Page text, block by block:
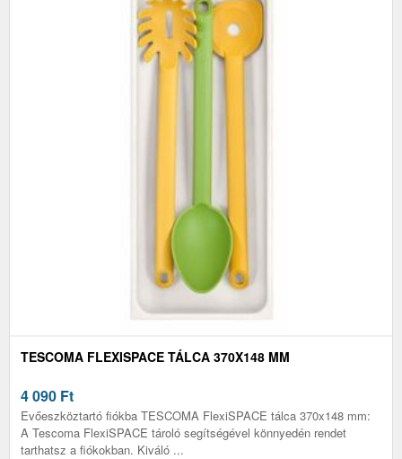
TESCOMA FLEXISPACE TÁLCA 370X148 MM
4 090 Ft
Evőeszköztartó fiókba TESCOMA FlexiSPACE tálca 370x148 mm:
A Tescoma FlexiSPACE tároló segítségével könnyedén rendet
tarthatsz a fiókokban. Kiváló ...